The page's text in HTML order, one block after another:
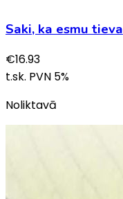
Saki, ka esmu tieva
€16.93
t.sk. PVN 5%
Noliktavā